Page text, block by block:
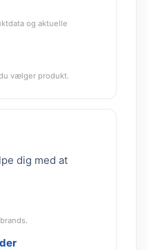
og aktuelle
vælger produkt.
dig med at